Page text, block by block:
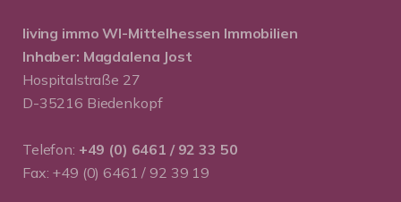
living immo WI-Mittelhessen Immobilien
Inhaber: Magdalena Jost
Hospitalstraße 27
D-35216 Biedenkopf
Telefon: +49 (0) 6461 / 92 33 50
Fax: +49 (0) 6461 / 92 39 19